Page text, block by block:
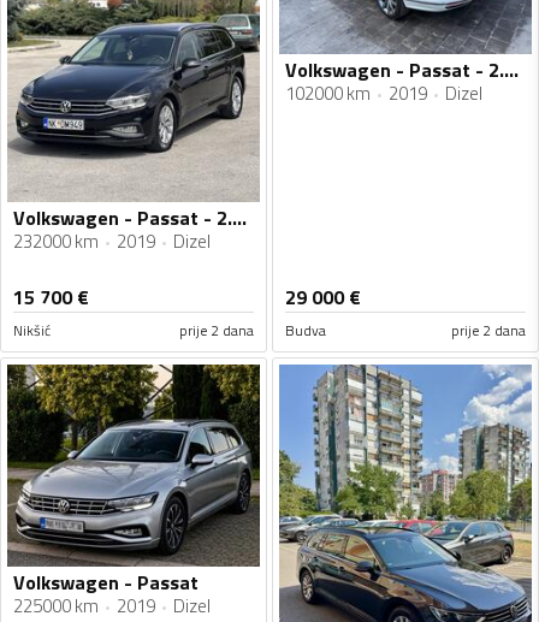
Volkswagen - Passat - 2.0 TDI
232000 km 2019 Dizel
15 700€
Nikšić prije 2 dana
Volkswagen - Passat - 2.0 TDI 4 Motion R -line
102000 km 2019 Dizel
29 000€
Budva prije 2 dana
Volkswagen - Passat
225000 km 2019 Dizel